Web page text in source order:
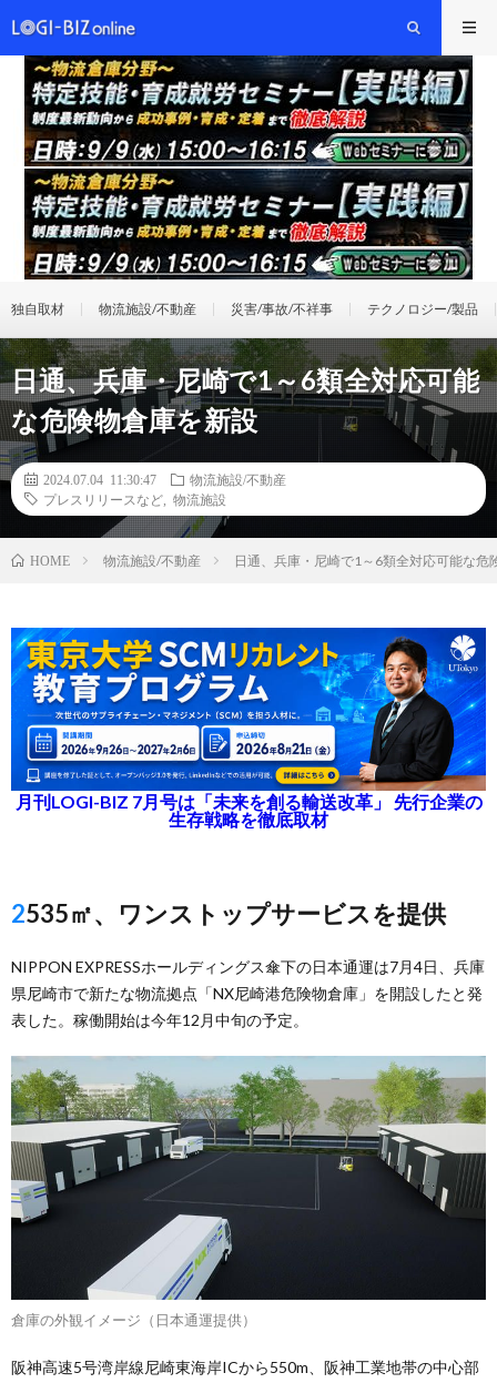
独自取材 物流施設/不動産 災害/事故/不祥事 テクノロジー/製品
日通、兵庫・尼崎で1～6類全対応可能
な危険物倉庫を新設
2024.07.04 11:30:47
物流施設/不動産
プレスリリースなど
物流施設
HOME 物流施設/不動産 日通、兵庫・尼崎で1～6類全対応可能な危
月刊LOGI-BIZ 7月号は「未来を創る輸送改革」 先行企業の
生存戦略を徹底取材
2535㎡、ワンストップサービスを提供
NIPPON EXPRESSホールディングス傘下の日本通運は7月4日、兵庫
県尼崎市で新たな物流拠点「NX尼崎港危険物倉庫」を開設したと発
表した。稼働開始は今年12月中旬の予定。
倉庫の外観イメージ（日本通運提供）
阪神高速5号湾岸線尼崎東海岸ICから550m、阪神工業地帯の中心部